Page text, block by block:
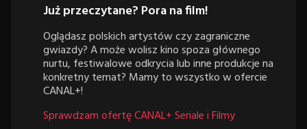
Już przeczytane? Pora na film!
Oglądasz polskich artystów czy zagraniczne
gwiazdy? A może wolisz kino spoza głównego
nurtu, festiwalowe odkrycia lub inne produkcje na
konkretny temat? Mamy to wszystko w ofercie
CANAL+!
Sprawdzam ofertę CANAL+ Seriale i Filmy